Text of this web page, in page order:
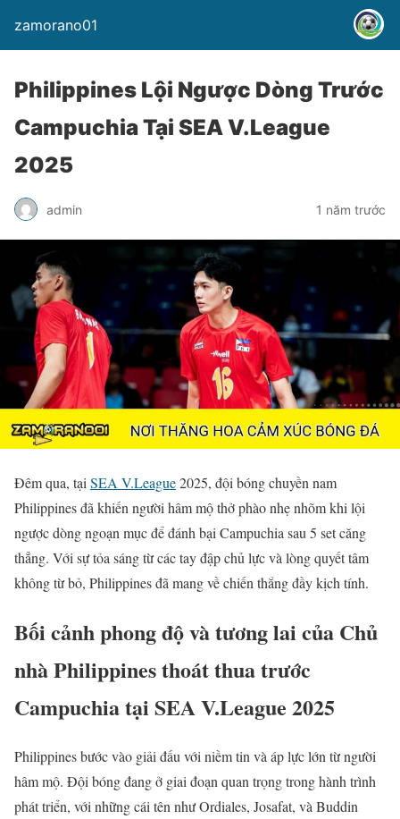
zamorano01
Philippines Lội Ngược Dòng Trước
Campuchia Tại SEA V.League
2025
admin 1 năm trước
Đêm qua, tại SEA V.League2025, đội bóng chuyền nam
Philippines đã khiến người hâm mộ thở phào nhẹ nhõm khi lội
ngược dòng ngoạn mục để đánh bại Campuchia sau 5 set căng
thẳng. Với sự tỏa sáng từ các tay đập chủ lực và lòng quyết tâm
không từ bỏ, Philippines đã mang về chiến thắng đầy kịch tính.
Bối cảnh phong độ và tương lai của Chủ
nhà Philippines thoát thua trước
Campuchia tại SEA V.League 2025
Philippines bước vào giải đấu với niềm tin và áp lực lớn từ người
hâm mộ. Đội bóng đang ở giai đoạn quan trọng trong hành trình
phát triển, với những cái tên như Ordiales, Josafat, và Buddin